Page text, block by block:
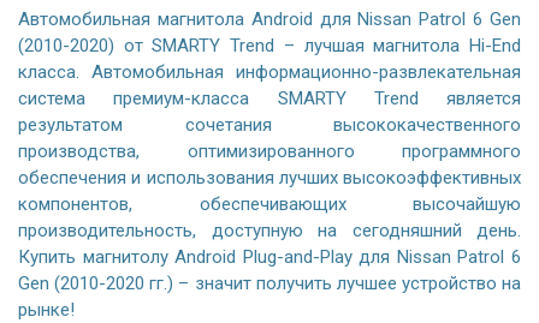
Автомобильная магнитола Android для Nissan Patrol 6 Gen
(2010-2020) от SMARTY Trend – лучшая магнитола Hi-End
класса. Автомобильная информационно-развлекательная
система премиум-класса SMARTY Trend является
результатом сочетания высококачественного
производства, оптимизированного программного
обеспечения и использования лучших высокоэффективных
компонентов, обеспечивающих высочайшую
производительность, доступную на сегодняшний день.
Купить магнитолу Android Plug-and-Play для Nissan Patrol 6
Gen (2010-2020 гг.) – значит получить лучшее устройство на
рынке!